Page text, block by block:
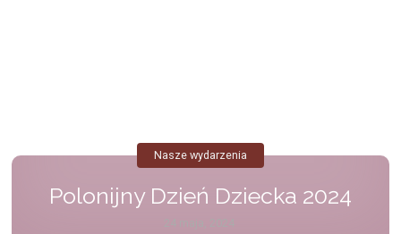
Polonijny Dzień Dziecka 2024
Nasze wydarzenia